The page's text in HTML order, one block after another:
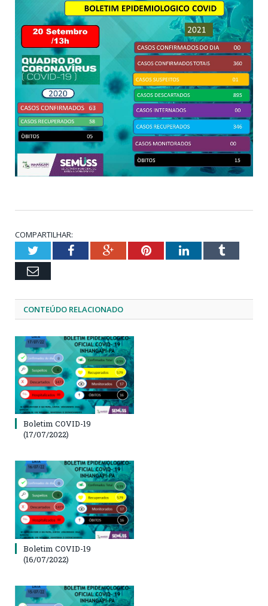
COMPARTILHAR:
TwitterFacebookGoogle+PinterestLinkedInTumblr
Email
CONTEÚDO RELACIONADO
Boletim COVID-19
(17/07/2022)
Boletim COVID-19
(16/07/2022)